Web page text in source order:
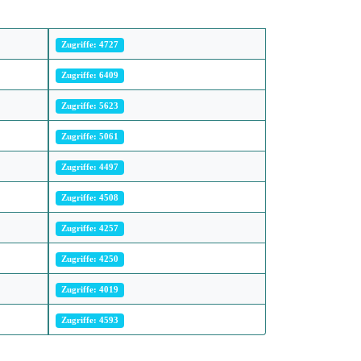
Zugriffe: 4727
Zugriffe: 6409
Zugriffe: 5623
Zugriffe: 5061
Zugriffe: 4497
Zugriffe: 4508
Zugriffe: 4257
Zugriffe: 4250
Zugriffe: 4019
Zugriffe: 4593